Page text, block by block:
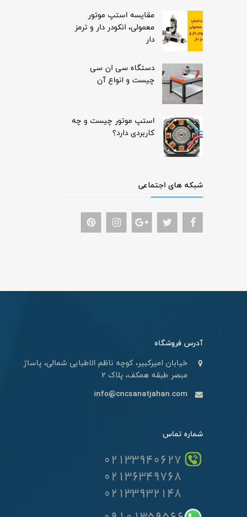
مقایسه استپ موتور
معمولی، انکودر دار و ترمز
دار
دستگاه سی ان سی
چیست و انواع آن
استپ موتور چیست و چه
کاربردی دارد؟
شبکه های اجتماعی
آدرس فروشگاه
خیابان امیرکبیر، کوچه ناظم الاطبایی شمالی، پاساژ
مبصر طبقه همکف، پلاک 2
info@cncsanatjahan.com
شماره تماس